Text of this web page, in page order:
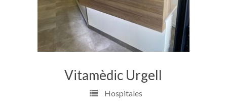
Vitamèdic Urgell
Hospitales